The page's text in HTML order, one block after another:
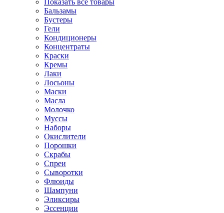
Показать все товары
Бальзамы
Бустеры
Гели
Кондиционеры
Концентраты
Краски
Кремы
Лаки
Лосьоны
Маски
Масла
Молочко
Муссы
Наборы
Окислители
Порошки
Скрабы
Спреи
Сыворотки
Флюиды
Шампуни
Эликсиры
Эссенции